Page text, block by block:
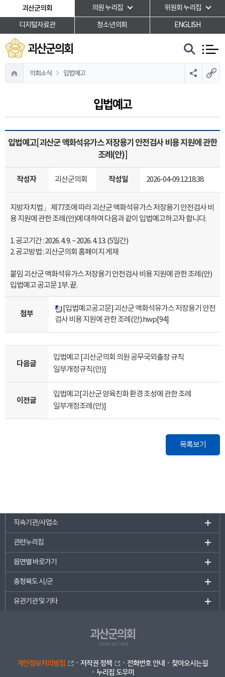
본문바로가기
괴산군의회 의원 누리집 위원회 누리집
디지털자료관 청소년의회 ENGLISH
괴산군의회
의회소식 입법예고
입법예고
입법예고[괴산군 액화석유가스 저장용기 안전검사 비용 지원에 관한
조례(안)]
작성자 괴산군의회 작성일 2026-04-09 12:18:38
지방자치법」 제77조에 따라 괴산군 액화석유가스 저장용기 안전검사 비
용 지원에 관한 조례(안)에 대하여 다음과 같이 입법예고하고자 합니다.
1. 공고기간 : 2026. 4. 9. ~ 2026. 4. 13. (5일간)
2. 공고방법 : 괴산군의회 홈페이지 게재
붙임 괴산군 액화석유가스 저장용기 안전검사 비용 지원에 관한 조례(안)
입법예고 공고문 1부. 끝.
첨부
[입법예고공고문] 괴산군 액화석유가스 저장용기 안전
검사 비용 지원에 관한 조례(안).hwp[94]
다음글
입법예고 [괴산군의회 의원 공무국외출장 규칙
일부개정규칙(안)]
이전글
입법예고[괴산군 양육친화 환경 조성에 관한 조례
일부개정조례(안)]
목록보기
직속기관/사업소
관련누리집
읍면별 바로가기
충청북도 시/군
유관기관 및 기타
괴산군의회
Goesan-gun Council
개인정보처리방침 저작권 정책 전화번호 안내
찾아오시는길
누리집 도우미